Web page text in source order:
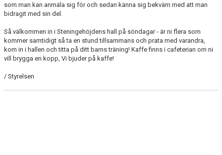
som man kan anmäla sig för och sedan känna sig bekväm med att man
bidragit med sin del.
Så välkommen in i Steningehöjdens hall på söndagar - är ni flera som
kommer samtidigt så ta en stund tillsammans och prata med varandra,
kom in i hallen och titta på ditt barns träning! Kaffe finns i cafeterian om ni
vill brygga en kopp, Vi bjuder på kaffe!
/ Styrelsen